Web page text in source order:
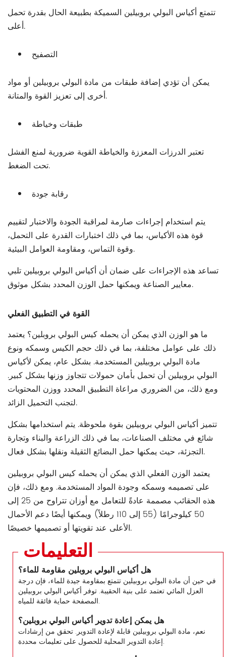
تتمتع أكياس البولي بروبيلين السميكة بطبيعة الحال بقدرة تحمل
أعلى.
التصفيح
يمكن أن تؤدي إضافة طبقات من مادة البولي بروبيلين أو مواد
أخرى إلى تعزيز القوة والمتانة.
طبقات وخياطة
تعتبر الدرزات المعززة والخياطة القوية ضرورية لمنع الفشل
تحت الضغط.
رقابة جودة
يتم استخدام إجراءات صارمة لمراقبة الجودة والاختبار لتقييم
قوة هذه الأكياس، بما في ذلك اختبارات القدرة على التحمل،
وقوة التماس، ومقاومة العوامل البيئية.
تساعد هذه الإجراءات على ضمان أن أكياس البولي بروبيلين تلبي
معايير الصناعة ويمكنها حمل الوزن المحدد بشكل موثوق.
القوة في التطبيق الفعلي
ما هو الوزن الذي يمكن أن يحمله كيس البولي بروبلين؟ يعتمد
ذلك على عوامل مختلفة، بما في ذلك حجم الكيس وسمكه ونوع
مادة البولي بروبيلين المستخدمة. بشكل عام، يمكن لأكياس
البولي بروبيلين أن تحمل بأمان حمولات تتجاوز وزنها بشكل كبير.
ومع ذلك، من الضروري مراعاة التطبيق المحدد ووزن المحتويات
لتجنب التحميل الزائد.
تتميز أكياس البولي بروبيلين بقوة ملحوظة. يتم استخدامها بشكل
شائع في مختلف الصناعات، بما في ذلك الزراعة والبناء وتجارة
التجزئة، حيث يمكنها حمل البضائع الثقيلة ونقلها بشكل فعال.
يعتمد الوزن الفعلي الذي يمكن أن يحمله كيس البولي بروبيلين
على تصميمه وسمكه وجودة المواد المستخدمة. ومع ذلك، فإن
هذه الحقائب مصممة عادةً للتعامل مع أوزان تتراوح من 25 إلى
50 كيلوجرامًا (55 إلى 110 رطلاً) ويمكنها أيضًا دعم الأحمال
الأعلى عند تقويتها أو تصميمها خصيصًا.
التعليمات
هل أكياس البولي بروبلين مقاومة للماء؟
في حين أن مادة البولي بروبيلين تتمتع بمقاومة جيدة للماء، فإن درجة
العزل المائي تعتمد على بنية الحقيبة. توفر أكياس البولي بروبيلين
المصفحة حماية فائقة للمياه.
هل يمكن إعادة تدوير أكياس البولي بروبلين؟
نعم، مادة البولي بروبيلين قابلة لإعادة التدوير. تحقق من إرشادات
إعادة التدوير المحلية للحصول على تعليمات محددة.